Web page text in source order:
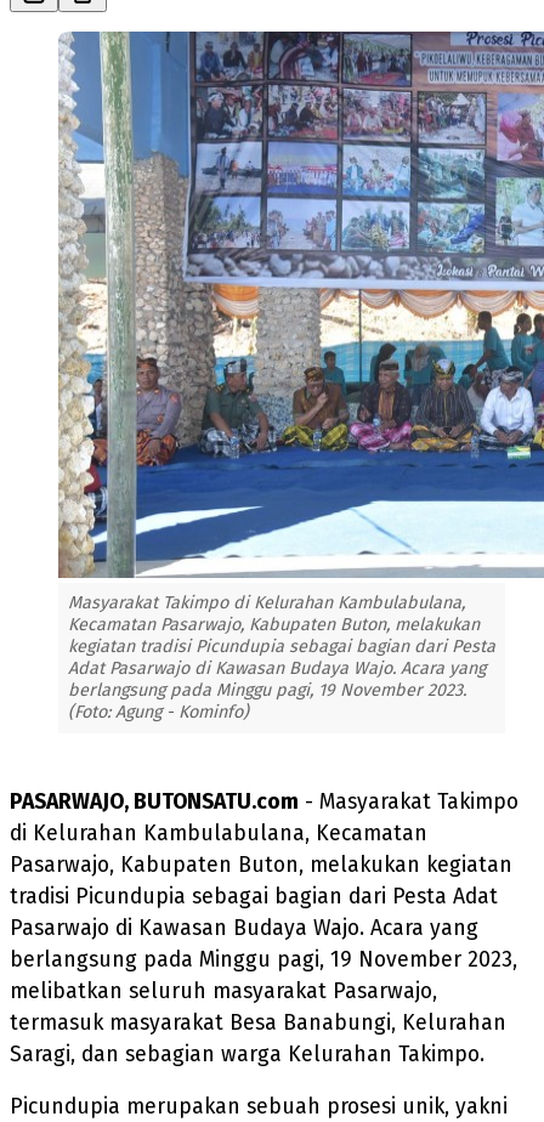
Masyarakat Takimpo di Kelurahan Kambulabulana,
Kecamatan Pasarwajo, Kabupaten Buton, melakukan
kegiatan tradisi Picundupia sebagai bagian dari Pesta
Adat Pasarwajo di Kawasan Budaya Wajo. Acara yang
berlangsung pada Minggu pagi, 19 November 2023.
(Foto: Agung - Kominfo)
PASARWAJO, BUTONSATU.com - Masyarakat Takimpo
di Kelurahan Kambulabulana, Kecamatan
Pasarwajo, Kabupaten Buton, melakukan kegiatan
tradisi Picundupia sebagai bagian dari Pesta Adat
Pasarwajo di Kawasan Budaya Wajo. Acara yang
berlangsung pada Minggu pagi, 19 November 2023,
melibatkan seluruh masyarakat Pasarwajo,
termasuk masyarakat Besa Banabungi, Kelurahan
Saragi, dan sebagian warga Kelurahan Takimpo.
Picundupia merupakan sebuah prosesi unik, yakni